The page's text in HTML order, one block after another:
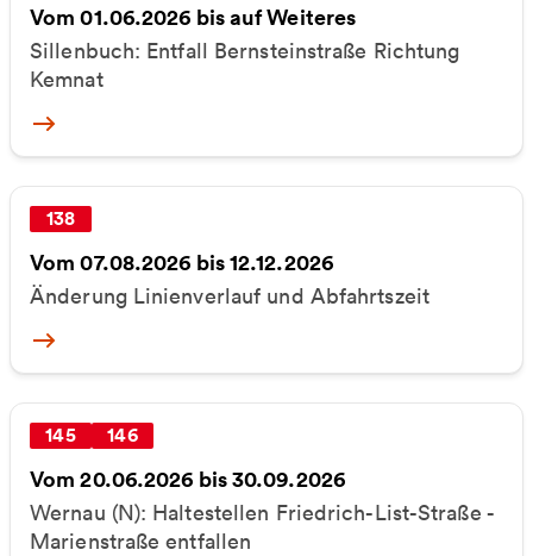
Vom 01.06.2026 bis auf Weiteres
Sillenbuch: Entfall Bernsteinstraße Richtung
Kemnat
More
138
Vom 07.08.2026 bis 12.12.2026
Änderung Linienverlauf und Abfahrtszeit
More
145 146
Vom 20.06.2026 bis 30.09.2026
Wernau (N): Haltestellen Friedrich-List-Straße -
Marienstraße entfallen